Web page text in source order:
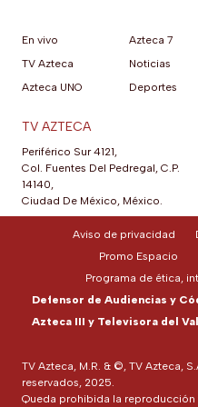
En vivo
TV Azteca
Azteca UNO
Azteca 7
Noticias
Deportes
TV AZTECA
Periférico Sur 4121,
Col. Fuentes Del Pedregal, C.P.
14140,
Ciudad De México, México.
TV Azteca, M.R. & ©, TV Azteca,
reservados, 2025.
Queda prohibida la
Aviso de privacidad
Promo Espacio
Programa de ética,
Defensor de Audiencias y
Azteca III y Televisora del